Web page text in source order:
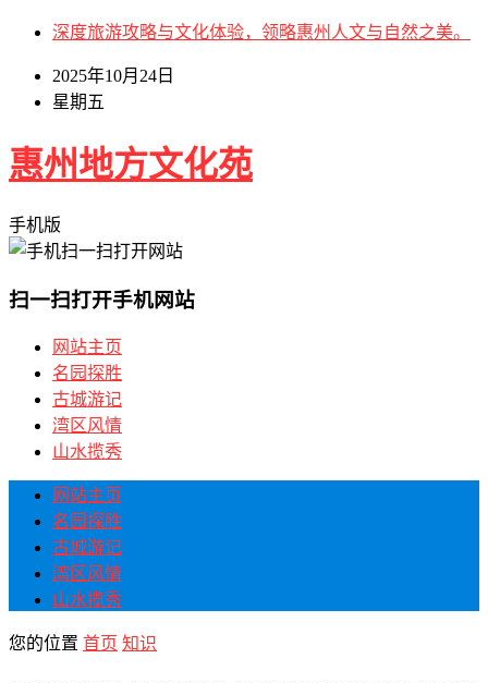
深度旅游攻略与文化体验，领略惠州人文与自然之美。
2025年10月24日
星期五
惠州地方文化苑
手机版
扫一扫打开手机网站
网站主页
名园探胜
古城游记
湾区风情
山水揽秀
网站主页
名园探胜
古城游记
湾区风情
山水揽秀
您的位置 首页 知识